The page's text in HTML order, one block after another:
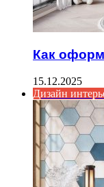
Как
15.12.2025
Дизайн